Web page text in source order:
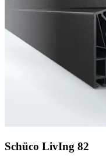
Schüco LivIng 82